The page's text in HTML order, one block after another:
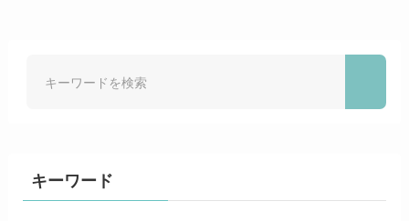
キーワード